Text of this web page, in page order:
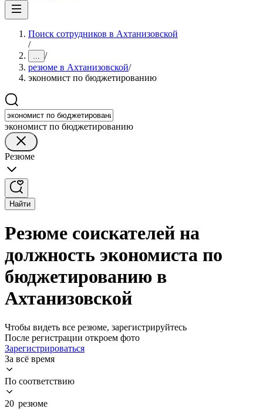
Поиск сотрудников в Ахтанизовской
/
... /
резюме в Ахтанизовской/
экономист по бюджетированию
экономист по бюджетированию
Резюме
Найти
Резюме соискателей на
должность экономиста по
бюджетированию в
Ахтанизовской
Чтобы видеть все резюме, зарегистрируйтесь
После регистрации откроем фото
Зарегистрироваться
За всё время
По соответствию
20 резюме